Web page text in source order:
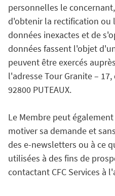
personnelles le
d'obtenir la rectification ou
données inexactes et de
données fassent l'objet
peuvent être exercés
l'adresse Tour Granite – 17,
92800 PUTEAUX.
Le Membre peut
motiver sa demande et
des e-newsletters ou à ce
utilisées à des fins de
contactant CFC Services à